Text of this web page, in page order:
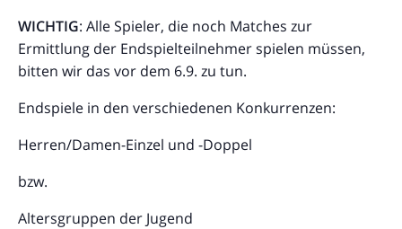
WICHTIG: Alle Spieler, die noch Matches zur
Ermittlung der Endspielteilnehmer spielen müssen,
bitten wir das vor dem 6.9. zu tun.
Endspiele in den verschiedenen Konkurrenzen:
Herren/Damen-Einzel und -Doppel
bzw.
Altersgruppen der Jugend